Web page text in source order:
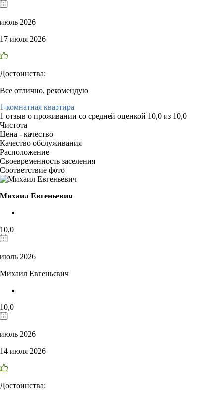
июль 2026
17 июля 2026
Достоинства:
Все отлично, рекомендую
1-комнатная квартира
1 отзыв о проживании со средней оценкой 10,0 из 10,0
Чистота
Цена - качество
Качество обслуживания
Расположение
Своевременность заселения
Соответствие фото
Михаил Евгеньевич
10,0
июль 2026
Михаил Евгеньевич
10,0
июль 2026
14 июля 2026
Достоинства: